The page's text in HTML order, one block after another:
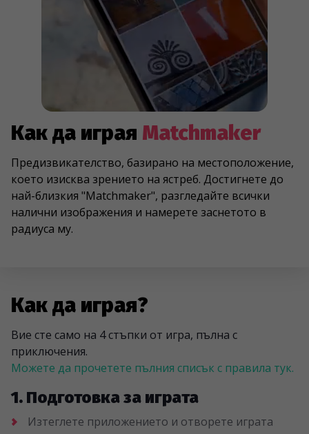
Как да играя Matchmaker
Предизвикателство, базирано на местоположение,
което изисква зрението на ястреб. Достигнете до
най-близкия "Matchmaker", разгледайте всички
налични изображения и намерете заснетото в
радиуса му.
Как да играя?
Вие сте само на 4 стъпки от игра, пълна с
приключения.
Можете да прочетете пълния списък с правила тук.
1. Подготовка за играта
Изтеглете приложението и отворете играта